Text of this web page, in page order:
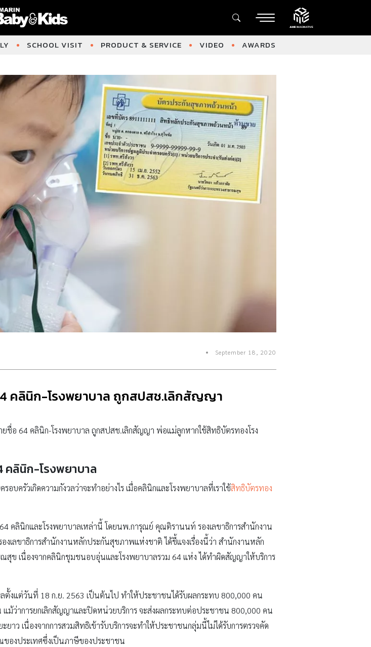
SCHOOL VISIT PRODUCT & SERVICE VIDEO AWARDS
September 18, 2020
คลินิก-โรงพยาบาล ถูกสปสช.เลิกสัญญา
ชื่อ 64 คลินิก-โรงพยาบาล ถูกสปสช.เลิกสัญญา พ่อแม่ลูกหากใช้สิทธิบัตรทองโรง
ลินิก-โรงพยาบาล
ครัวเกิดความกังวลว่าจะทำอย่างไร เมื่อคลินิกและโรงพยาบาลที่เราใช้สิทธิบัตรทอง
คลินิกและโรงพยาบาลเหล่านี้ โดยนพ.การุณย์ คุณติรานนท์ รองเลขาธิการสำนักงาน
ลขาธิการสำนักงานหลักประกันสุขภาพแห่งชาติ ได้ชี้แจงเรื่องนี้ว่า สำนักงานหลัก
สุข เนื่องจากคลินิกชุมชนอบอุ่นและโรงพยาบาลรวม 64 แห่ง ได้ทำผิดสัญญาให้บริการ
งแต่วันที่ 18 ก.ย. 2563 เป็นต้นไป ทำให้ประชาชนได้รับผลกระทบ 800,000 คน
ว่าการยกเลิกสัญญาและปิดหน่วยบริการ จะส่งผลกระทบต่อประชาชน 800,000 คน
าว เนื่องจากการสวมสิทธิเข้ารับบริการจะทำให้ประชาชนกลุ่มนี้ไม่ได้รับการตรวจคัด
องประเทศซึ่งเป็นภาษีของประชาชน